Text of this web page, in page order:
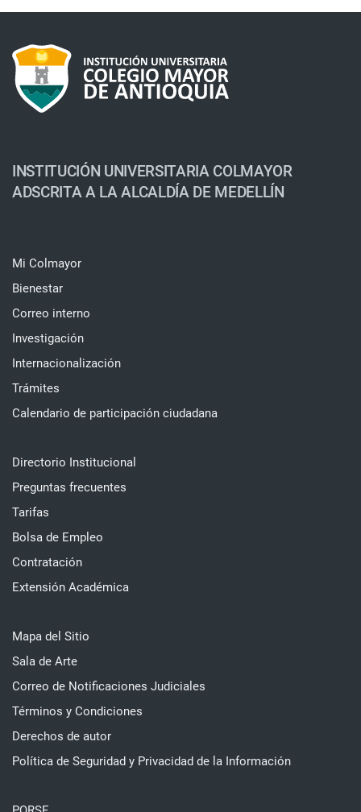
INSTITUCIÓN UNIVERSITARIA COLMAYOR
ADSCRITA A LA ALCALDÍA DE MEDELLÍN
Mi Colmayor
Bienestar
Correo interno
Investigación
Internacionalización
Trámites
Calendario de participación ciudadana
Directorio Institucional
Preguntas frecuentes
Tarifas
Bolsa de Empleo
Contratación
Extensión Académica
Mapa del Sitio
Sala de Arte
Correo de Notificaciones Judiciales
Términos y Condiciones
Derechos de autor
Política de Seguridad y Privacidad de la Información